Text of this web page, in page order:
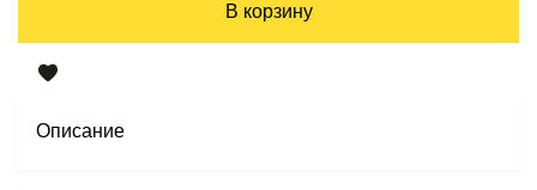
В корзину
Описание